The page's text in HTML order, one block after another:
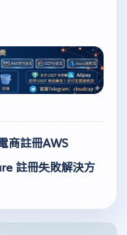
商註冊AWS
註冊失敗解決方